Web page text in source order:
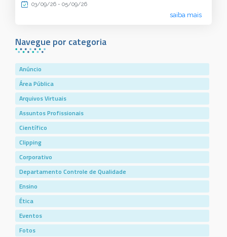
Navegue por categoria
Anúncio
Área Pública
Arquivos Virtuais
Assuntos Profissionais
Científico
Clipping
Corporativo
Departamento Controle de Qualidade
Ensino
Ética
Eventos
Fotos
03/09/26 - 05/09/26
saiba mais